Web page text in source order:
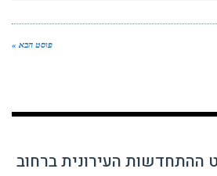
פוסט הבא »
ההתחדשות העירונית ברחוב